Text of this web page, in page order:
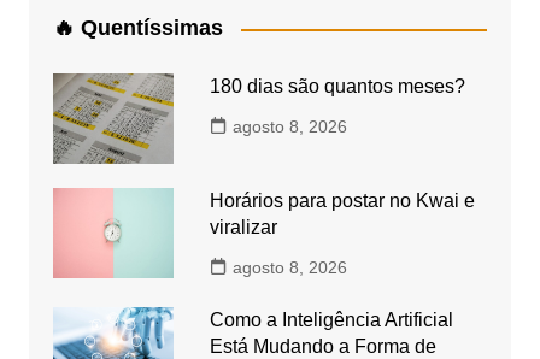
🔥 Quentíssimas
180 dias são quantos meses?
agosto 8, 2026
Horários para postar no Kwai e
viralizar
agosto 8, 2026
Como a Inteligência Artificial
Está Mudando a Forma de